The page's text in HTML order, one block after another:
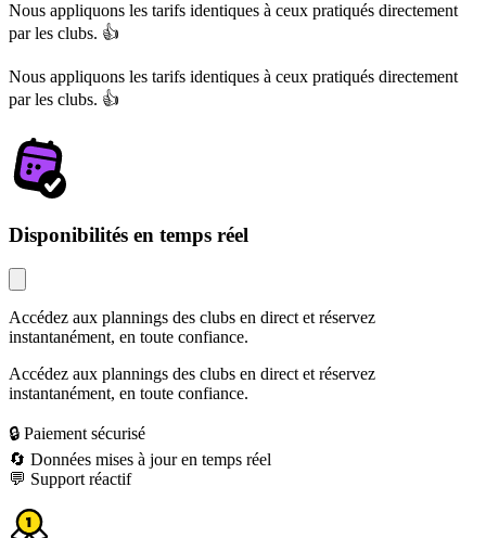
Nous appliquons les tarifs identiques à ceux pratiqués directement
par les clubs. 👍
Nous appliquons les tarifs identiques à ceux pratiqués directement
par les clubs. 👍
Disponibilités en temps réel
Accédez aux plannings des clubs en direct et réservez
instantanément, en toute confiance.
Accédez aux plannings des clubs en direct et réservez
instantanément, en toute confiance.
🔒 Paiement sécurisé
🔄 Données mises à jour en temps réel
💬 Support réactif